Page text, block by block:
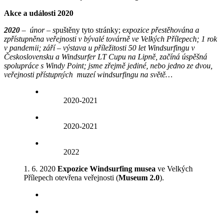
Akce a události 2020
2020 – únor – spuštěny tyto stránky; expozice přestěhována a
zpřístupněna veřejnosti v bývalé továrně ve Velkých Přílepech; 1 rok
v pandemii; září – výstava u příležitosti 50 let Windsurfingu v
Československu a Windsurfer LT Cupu na Lipně, začíná úspěšná
spolupráce s Windy Point; jsme zřejmě jediné, nebo jedno ze dvou,
veřejnosti přístupných muzeí windsurfingu na světě…
2020-2021
2020-2021
2022
1. 6. 2020 Expozice Windsurfing musea ve Velkých
Přílepech otevřena veřejnosti (Museum 2.0).